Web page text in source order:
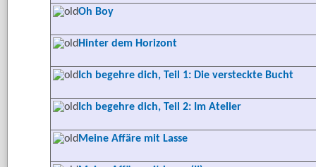
Oh Boy
Hinter dem Horizont
Ich begehre dich, Teil 1: Die versteckte Bucht
Ich begehre dich, Teil 2: Im Atelier
Meine Affäre mit Lasse